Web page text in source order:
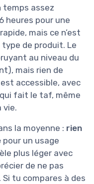
temps assez
heures pour une
mais ce n’est
de produit. Le
au niveau du
mais rien de
accessible, avec
fait le taf, même
vie.
la moyenne : rien
pour un usage
plus léger avec
de ne pas
tu compares à des